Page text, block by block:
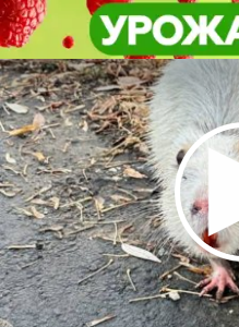
Белой
центре
Из жизни
Белой
центре
Из жизни
Другие
по теме
валют